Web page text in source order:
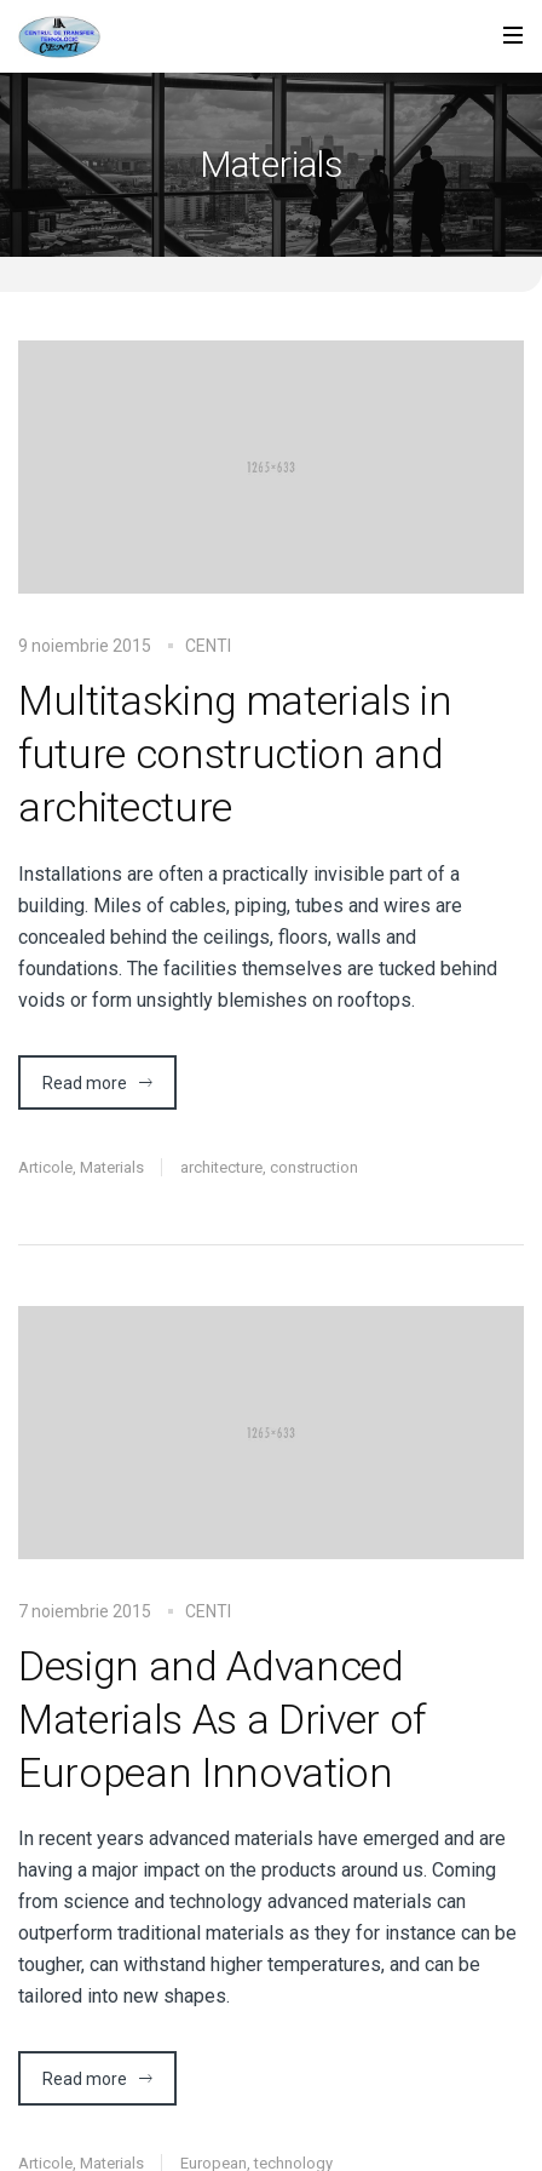
Materials
9 noiembrie 2015 CENTI
Multitasking materials in
future construction and
architecture
Installations are often a practically invisible part of a
building. Miles of cables, piping, tubes and wires are
concealed behind the ceilings, floors, walls and
foundations. The facilities themselves are tucked behind
voids or form unsightly blemishes on rooftops.
Read more
Articole Materials architecture construction
7 noiembrie 2015 CENTI
Design and Advanced
Materials As a Driver of
European Innovation
In recent years advanced materials have emerged and are
having a major impact on the products around us. Coming
from science and technology advanced materials can
outperform traditional materials as they for instance can be
tougher, can withstand higher temperatures, and can be
tailored into new shapes.
Read more
Articole, Materials European,technology